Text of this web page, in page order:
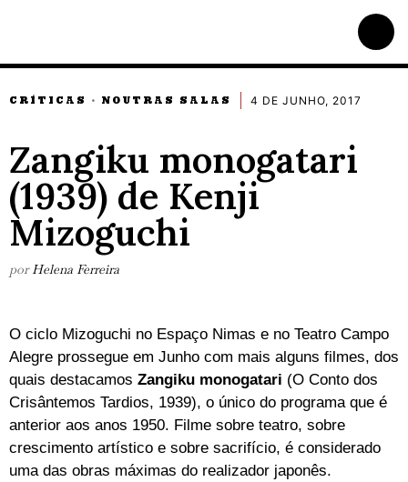
CRÍTICAS · NOUTRAS SALAS 4 DE JUNHO, 2017
Zangiku monogatari
(1939) de Kenji
Mizoguchi
porHelena Ferreira
O ciclo Mizoguchi no Espaço Nimas e no Teatro Campo
Alegre prossegue em Junho com mais alguns filmes, dos
quais destacamos Zangiku monogatari (O Conto dos
Crisântemos Tardios, 1939), o único do programa que é
anterior aos anos 1950. Filme sobre teatro, sobre
crescimento artístico e sobre sacrifício, é considerado
uma das obras máximas do realizador japonês.